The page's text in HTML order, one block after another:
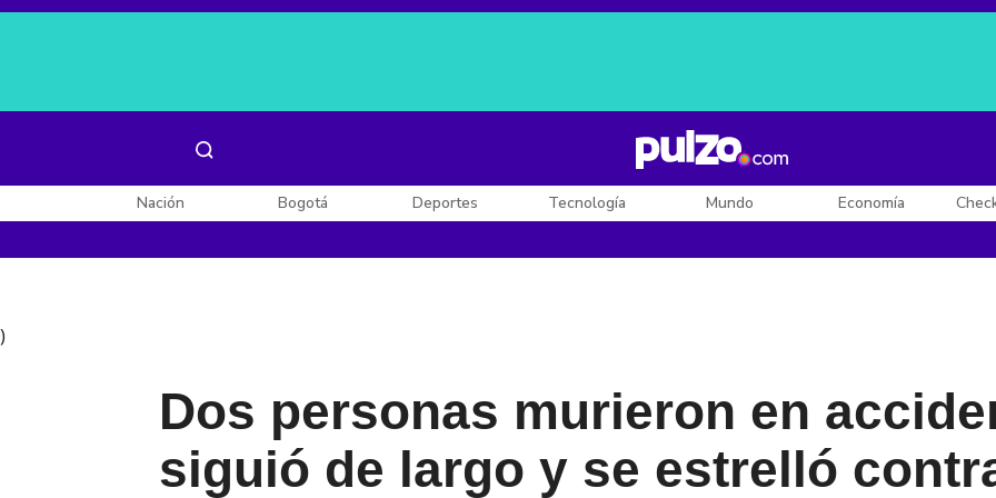
Posesión de De la Espriella
Nación Bogotá Deportes Tecnología Mundo Economía
)
Dos personas murieron en
siguió de largo y se estrelló